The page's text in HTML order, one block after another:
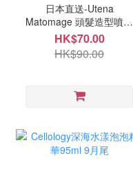
日本直送-Utena
Matomage 頭髮造型噴霧
100ml 9月尾
HK$70.00
HK$90.00